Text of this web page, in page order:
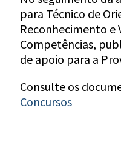
para Técnico de
Reconhecimento e
Competências,
de apoio para a
Consulte os
Concursos